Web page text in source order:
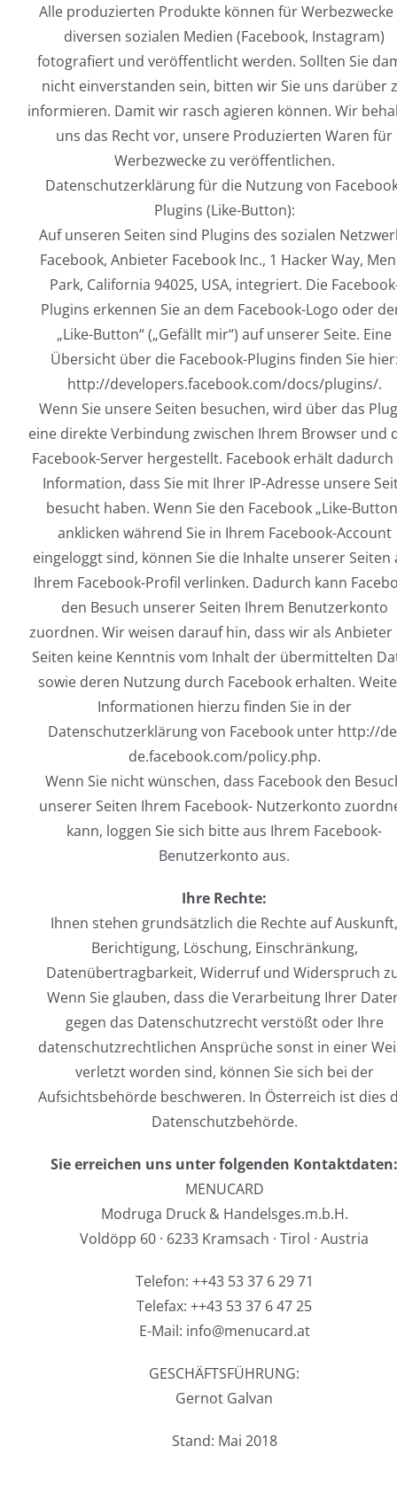
Alle produzierten Produkte können für
diversen sozialen Medien (Facebook, Instagram)
fotografiert und veröffentlicht werden. Sollten Sie
nicht einverstanden sein, bitten wir Sie uns darüber
informieren. Damit wir rasch agieren können. Wir
uns das Recht vor, unsere Produzierten Waren für
Werbezwecke zu veröffentlichen.
Datenschutzerklärung für die Nutzung von
Plugins (Like-Button):
Auf unseren Seiten sind Plugins des sozialen
Facebook, Anbieter Facebook Inc., 1 Hacker Way,
Park, California 94025, USA, integriert. Die
Plugins erkennen Sie an dem Facebook-Logo oder
„Like-Button“ („Gefällt mir“) auf unserer Seite. Eine
Übersicht über die Facebook-Plugins finden Sie
http://developers.facebook.com/docs/plugins/.
Wenn Sie unsere Seiten besuchen, wird über das
eine direkte Verbindung zwischen Ihrem Browser und
Facebook-Server hergestellt. Facebook erhält dadurch
Information, dass Sie mit Ihrer IP-Adresse unsere
besucht haben. Wenn Sie den Facebook „Like-
anklicken während Sie in Ihrem Facebook-Account
eingeloggt sind, können Sie die Inhalte unserer Seiten
Ihrem Facebook-Profil verlinken. Dadurch kann
den Besuch unserer Seiten Ihrem Benutzerkonto
zuordnen. Wir weisen darauf hin, dass wir als
Seiten keine Kenntnis vom Inhalt der übermittelten
sowie deren Nutzung durch Facebook erhalten.
Informationen hierzu finden Sie in der
Datenschutzerklärung von Facebook unter http://
de.facebook.com/policy.php.
Wenn Sie nicht wünschen, dass Facebook den
unserer Seiten Ihrem Facebook- Nutzerkonto
kann, loggen Sie sich bitte aus Ihrem Facebook-
Benutzerkonto aus.
Ihre Rechte:
Ihnen stehen grundsätzlich die Rechte auf
Berichtigung, Löschung, Einschränkung,
Datenübertragbarkeit, Widerruf und Widerspruch
Wenn Sie glauben, dass die Verarbeitung Ihrer
gegen das Datenschutzrecht verstößt oder Ihre
datenschutzrechtlichen Ansprüche sonst in einer
verletzt worden sind, können Sie sich bei der
Aufsichtsbehörde beschweren. In Österreich ist dies
Datenschutzbehörde.
Sie erreichen uns unter folgenden
MENUCARD
Modruga Druck & Handelsges.m.b.H.
Voldöpp 60 · 6233 Kramsach · Tirol · Austria
Telefon: ++43 53 37 6 29 71
Telefax: ++43 53 37 6 47 25
E-Mail: info@menucard.at
GESCHÄFTSFÜHRUNG:
Gernot Galvan
Stand: Mai 2018